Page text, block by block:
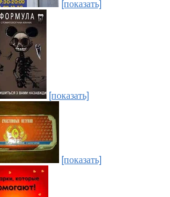
[показать]
[показать]
[показать]